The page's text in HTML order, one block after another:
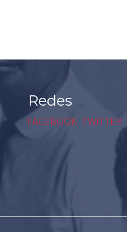
Redes
FACEBOOK TWITTER